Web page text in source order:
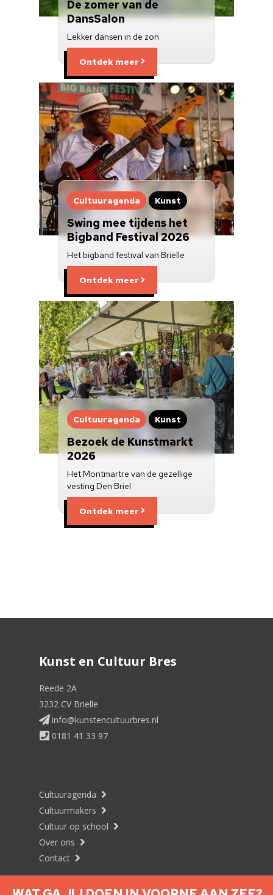
De zomer van de
DansSalon
Lekker dansen in de zon
Ontdek meer
Cultuuragenda Kunst
Swing mee tijdens het
Bigband Festival 2026
Het bigband festival van Brielle
Ontdek meer
Cultuuragenda Kunst
Bezoek de Kunstmarkt
2026
Het Montmartre van de gezellige
vesting Den Briel
Ontdek meer
Kunst en Cultuur Bres
Reede 2A
3232 CV Brielle
info@kunstencultuurbres.nl
0181 41 33 97
Cultuuragenda
Cultuurmakers
Cultuur op school
Over ons
Contact